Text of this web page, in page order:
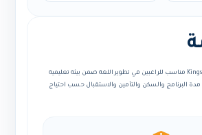
برنامج لغة إنجليزية عامة في Kings مناسب للراغبين في تطوير اللغة ضمن بيئة تعليمية
البرنامج والسكن والتأمين والاستقبال حسب احتياج